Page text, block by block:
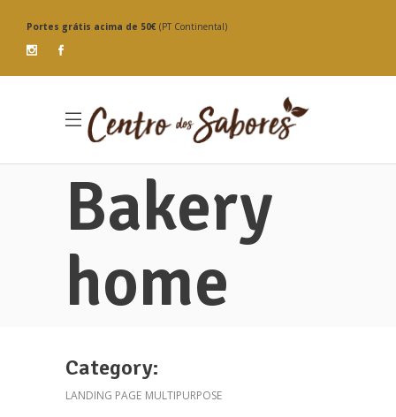
Portes grátis acima de 50€ (PT Continental)
Bakery
home
Category:
LANDING PAGE MULTIPURPOSE